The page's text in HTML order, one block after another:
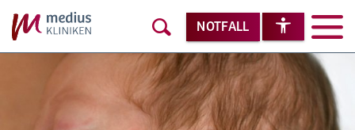
NOTFALL